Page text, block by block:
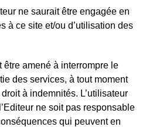
ne saurait être engagée en
à ce site et/ou d’utilisation des
être amené à interrompre le
des services, à tout moment
à indemnités. L’utilisateur
ne soit pas responsable
qui peuvent en